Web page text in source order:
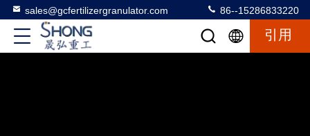
sales@gcfertilizergranulator.com 86--15286833220
引用